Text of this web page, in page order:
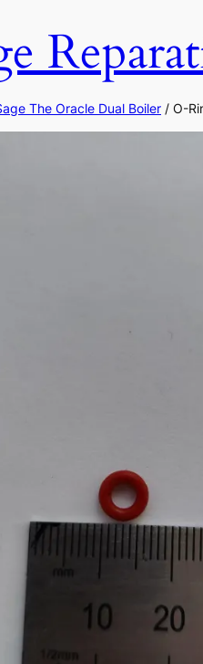
The Oracle Dual Boiler / O-